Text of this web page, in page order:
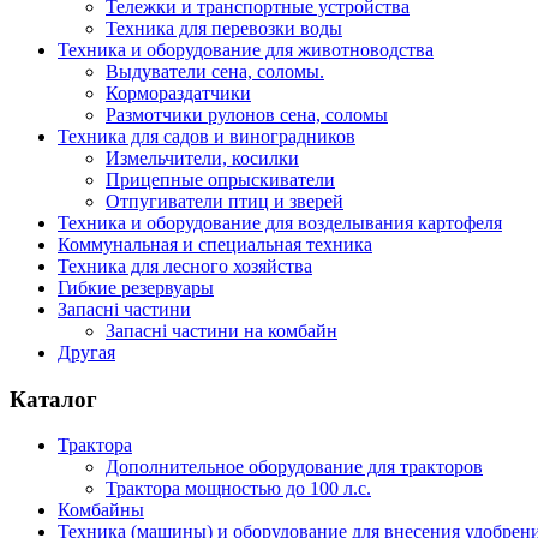
Тележки и транспортные устройства
Техника для перевозки воды
Техника и оборудование для животноводства
Выдуватели сена, соломы.
Кормораздатчики
Размотчики рулонов сена, соломы
Техника для садов и виноградников
Измельчители, косилки
Прицепные опрыскиватели
Отпугиватели птиц и зверей
Техника и оборудование для возделывания картофеля
Коммунальная и специальная техника
Техника для лесного хозяйства
Гибкие резервуары
Запасні частини
Запасні частини на комбайн
Другая
Каталог
Трактора
Дополнительное оборудование для тракторов
Трактора мощностью до 100 л.с.
Комбайны
Техника (машины) и оборудование для внесения